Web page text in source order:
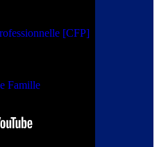
[CFP]
Famille